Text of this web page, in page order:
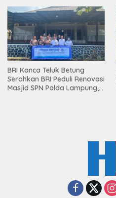
BRI Kanca Teluk Betung
Serahkan BRI Peduli Renovasi
Masjid SPN Polda Lampung,